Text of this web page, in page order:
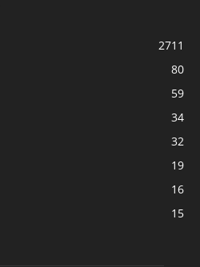
2711
80
59
34
32
19
16
15